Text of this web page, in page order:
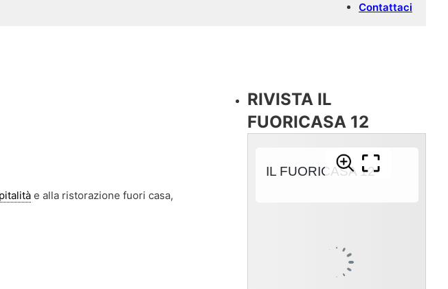
Contattaci
e alla ristorazione fuori casa,
RIVISTA IL
FUORICASA 12